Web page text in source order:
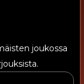
joukossa